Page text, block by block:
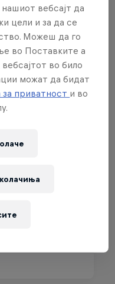
вебсајт да
цели и за да се
Можеш да го
во Поставките а
во било
можат да бидат
приватност и во